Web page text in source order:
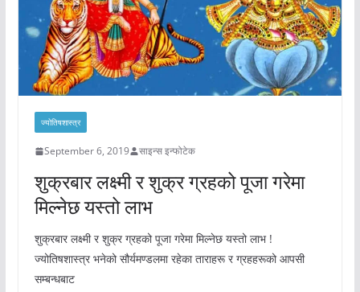
ज्योतिषशास्त्र
September 6, 2019 साइन्स इन्फोटेक
शुक्रबार लक्ष्मी र शुक्र ग्रहको पूजा गरेमा
मिल्नेछ यस्तो लाभ
शुक्रबार लक्ष्मी र शुक्र ग्रहको पूजा गरेमा मिल्नेछ यस्तो लाभ !
ज्योतिषशास्त्र भनेको सौर्यमण्डलमा रहेका ताराहरू र ग्रहहरूको आपसी
सम्बन्धबाट